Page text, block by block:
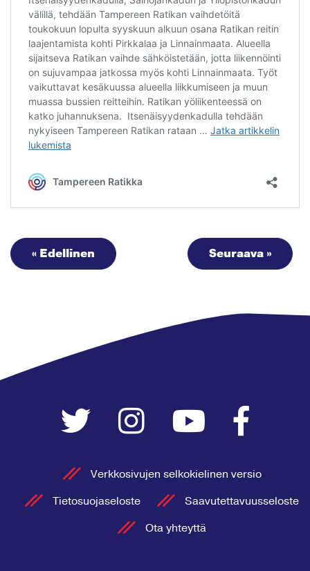
Seuraava »
« Edellinen
Verkkosivujen selkokielinen versio
Tietosuojaseloste
Saavutettavuusseloste
Ota yhteyttä